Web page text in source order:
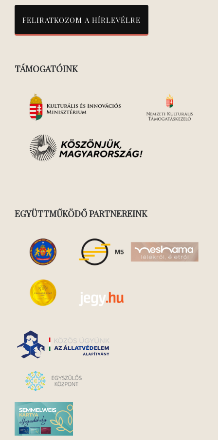
TÁMOGATÓINK
EGYÜTTMŰKÖDŐ PARTNEREINK